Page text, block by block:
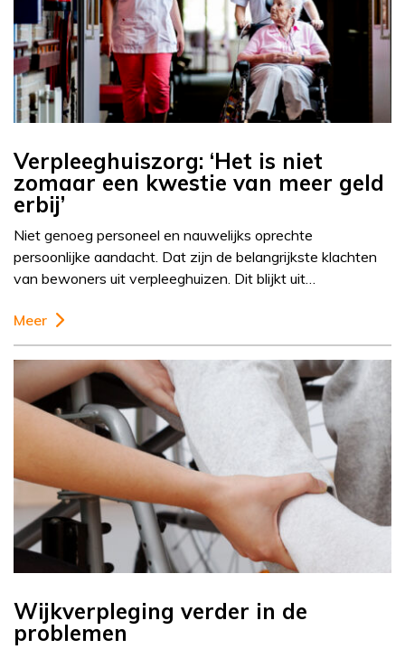
Verpleeghuiszorg: ‘Het is niet
zomaar een kwestie van meer geld
erbij’
Niet genoeg personeel en nauwelijks oprechte
persoonlijke aandacht. Dat zijn de belangrijkste klachten
van bewoners uit verpleeghuizen. Dit blijkt uit…
Meer
Wijkverpleging verder in de
problemen